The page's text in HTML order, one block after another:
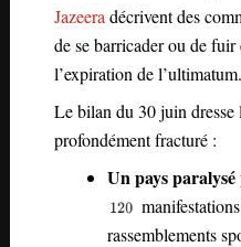
Jazeera décrivent des
de se barricader ou de fuir
l’expiration de l’ultimatum.
Le bilan du 30 juin dresse
profondément fracturé :
Un pays
rassemblements